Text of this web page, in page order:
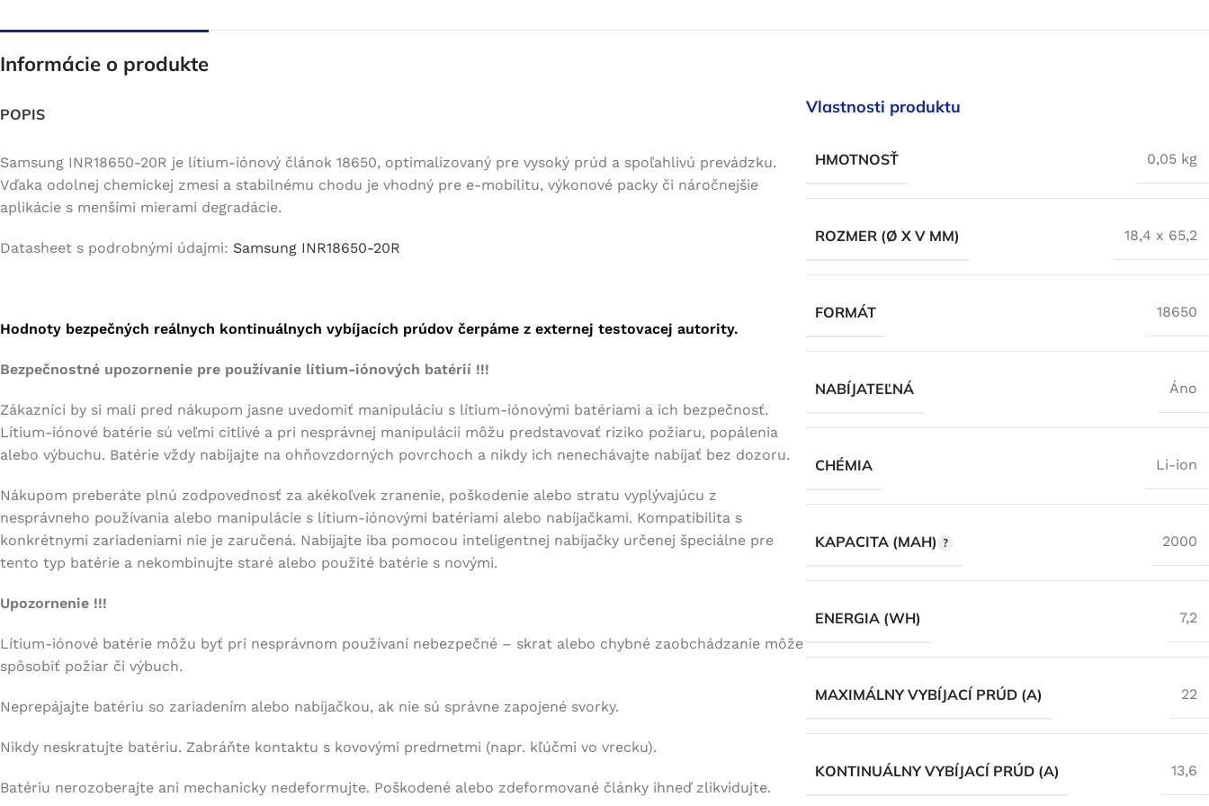
PROSTRIEDKOV
Elektrický bicykel
Elektrická motorka
E-board
Iné
Ručné náradie/ záhradná
Tabletop decorations
Defibrilátory
Dávame batériám druhú šancu
Informácie o produkte
POPIS
Samsung INR18650-20R je lítium-iónový článok 18650, optimalizovaný pre vysoký prúd a spoľahlivú prevádzku.
Vďaka odolnej chemickej zmesi a stabilnému chodu je vhodný pre e-mobilitu, výkonové packy či náročnejšie
aplikácie s menšími mierami degradácie.
Datasheet s podrobnými údajmi: Samsung INR18650-20R
Hodnoty bezpečných reálnych kontinuálnych vybíjacích prúdov čerpáme z externej testovacej autority.
Bezpečnostné upozornenie pre používanie lítium-iónových batérií !!!
Zákazníci by si mali pred nákupom jasne uvedomiť manipuláciu s lítium-iónovými batériami a ich bezpečnosť.
Lítium-iónové batérie sú veľmi citlivé a pri nesprávnej manipulácii môžu predstavovať riziko požiaru, popálenia
alebo výbuchu. Batérie vždy nabíjajte na ohňovzdorných povrchoch a nikdy ich nenechávajte nabíjať bez dozoru.
Nákupom preberáte plnú zodpovednosť za akékoľvek zranenie, poškodenie alebo stratu vyplývajúcu z
nesprávneho používania alebo manipulácie s lítium-iónovými batériami alebo nabíjačkami. Kompatibilita s
konkrétnymi zariadeniami nie je zaručená. Nabíjajte iba pomocou inteligentnej nabíjačky určenej špeciálne pre
tento typ batérie a nekombinujte staré alebo použité batérie s novými.
Upozornenie !!!
Lítium-iónové batérie môžu byť pri nesprávnom používaní nebezpečné – skrat alebo chybné zaobchádzanie môže
spôsobiť požiar či výbuch.
Neprepájajte batériu so zariadením alebo nabíjačkou, ak nie sú správne zapojené svorky.
Nikdy neskratujte batériu. Zabráňte kontaktu s kovovými predmetmi (napr. kľúčmi vo vrecku).
Batériu nerozoberajte ani mechanicky nedeformujte. Poškodené alebo zdeformované články ihneď zlikvidujte.
Vlastnosti produktu
HMOTNOSŤ 0,05 kg
ROZMER (Ø X V MM) 18,4 x 65,2
FORMÁT 18650
NABÍJATEĽNÁ Áno
CHÉMIA Li-ion
KAPACITA (MAH) 2000
ENERGIA (WH) 7,2
MAXIMÁLNY VYBÍJACÍ PRÚD (A) 22
KONTINUÁLNY VYBÍJACÍ PRÚD (A) 13,6